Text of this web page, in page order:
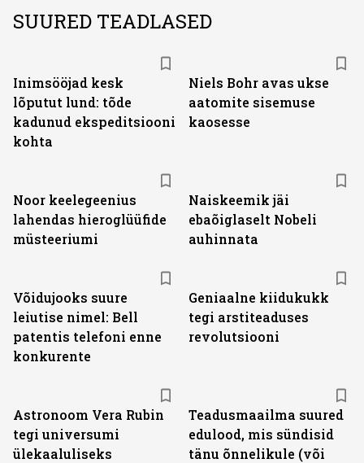
SUURED TEADLASED
Inimsööjad kesk
lõputut lund: tõde
kadunud ekspeditsiooni
kohta
Niels Bohr avas ukse
aatomite sisemuse
kaosesse
Noor keelegeenius
lahendas hieroglüüfide
müsteeriumi
Naiskeemik jäi
ebaõiglaselt Nobeli
auhinnata
Võidujooks suure
leiutise nimel: Bell
patentis telefoni enne
konkurente
Geniaalne kiidukukk
tegi arstiteaduses
revolutsiooni
Astronoom Vera Rubin
tegi universumi
ülekaaluliseks
Teadusmaailma suured
edulood, mis sündisid
tänu õnnelikule (või